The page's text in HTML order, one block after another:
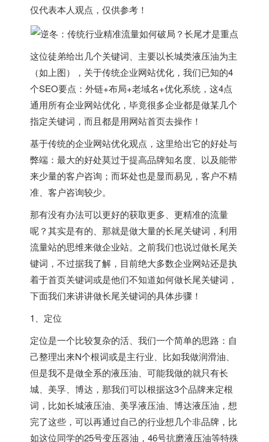
仅代表本人观点，仅供参考！
这位徒弟给出几个关键词、主要以长城类液压油为主
（如上图），关于传统企业网站优化，我们已知的4
个SEO要点：外链+布局+老域名+优化系统，这4点
通用所有企业网站优化，毕竟很多企业都是做某几个
指定关键词，而且都是用网站首页去操作！
基于传统的企业网站优化观点，这里给出它的好处与
弊端：最大的好处莫过于提高品牌知名度、以及能带
来少量的客户咨询；而坏处也是显而易见，客户不精
准、客户咨询较少。
那有没有办法可以更好的获取更多、更精准的流量
呢？其实是有的、那就是做大量的长尾关键词，利用
流量站的思维来做企业站。之前我们也说过做长尾关
键词，不过据我了解，目前绝大多数企业网站还是执
着于首页关键词或是他们不知道如何做长尾关键词，
下面我们来讲讲做长尾关键词的具体步骤！
1、定位
定位是一个比较复杂的活、我们一个简单的思路：自
己整理出来N个根词或是主行业、比如我做润滑油、
但是我不是做全系的液压油、可能我做的就只有长
城、美孚、博达，那我们可以根据这3个品牌来定根
词，比如长城液压油、美孚液压油、博达液压油，想
完了这些，可以再通过自己的行业想几个非品牌，比
如这位同学的25号变压器油，46号抗磨液压油等特殊